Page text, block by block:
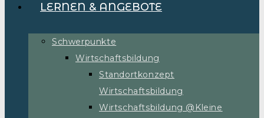
LERNEN & ANGEBOTE
Schwerpunkte
Wirtschaftsbildung
Standortkonzept
Wirtschaftsbildung
Wirtschaftsbildung @Kleine